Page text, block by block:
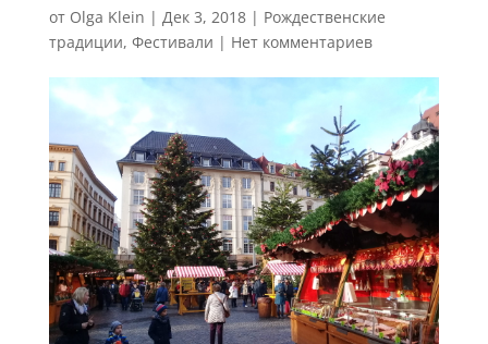
от Olga Klein | Дек 3, 2018| Рождественские
традиции, Фестивали | Нет комментариев